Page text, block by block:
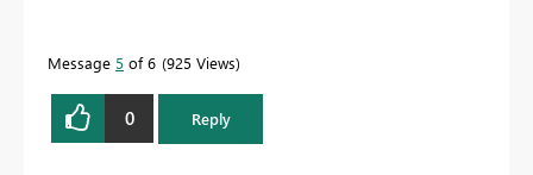
Message 5 of 6 925 Views
0 Reply